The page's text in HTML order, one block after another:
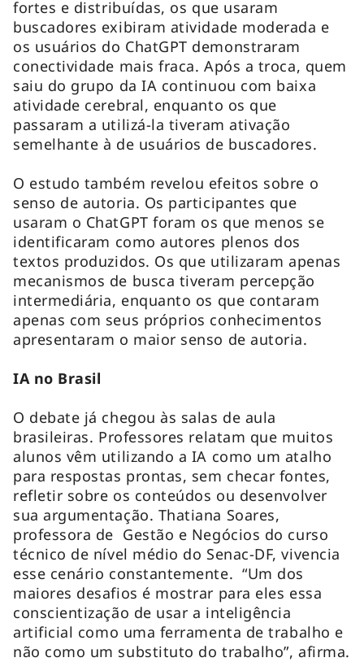
fortes e distribuídas, os que usaram
buscadores exibiram atividade moderada e
os usuários do ChatGPT demonstraram
conectividade mais fraca. Após a troca, quem
saiu do grupo da IA continuou com baixa
atividade cerebral, enquanto os que
passaram a utilizá-la tiveram ativação
semelhante à de usuários de buscadores.
O estudo também revelou efeitos sobre o
senso de autoria. Os participantes que
usaram o ChatGPT foram os que menos se
identificaram como autores plenos dos
textos produzidos. Os que utilizaram apenas
mecanismos de busca tiveram percepção
intermediária, enquanto os que contaram
apenas com seus próprios conhecimentos
apresentaram o maior senso de autoria.
IA no Brasil
O debate já chegou às salas de aula
brasileiras. Professores relatam que muitos
alunos vêm utilizando a IA como um atalho
para respostas prontas, sem checar fontes,
refletir sobre os conteúdos ou desenvolver
sua argumentação. Thatiana Soares,
professora de Gestão e Negócios do curso
técnico de nível médio do Senac-DF, vivencia
esse cenário constantemente. “Um dos
maiores desafios é mostrar para eles essa
conscientização de usar a inteligência
artificial como uma ferramenta de trabalho e
não como um substituto do trabalho”, afirma.